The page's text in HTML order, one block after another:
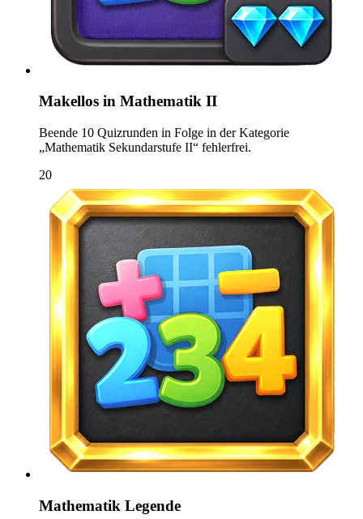
Makellos in Mathematik II
Beende 10 Quizrunden in Folge in der Kategorie
„Mathematik Sekundarstufe II“ fehlerfrei.
20
Mathematik Legende